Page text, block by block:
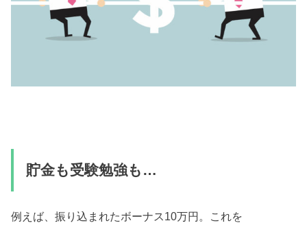
貯金も受験勉強も…
例えば、振り込まれたボーナス10万円。これを